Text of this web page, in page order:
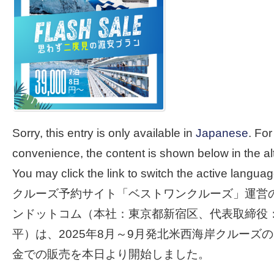
Sorry, this entry is only available in Japanese.
convenience, the content is shown below in the
You may click the link to switch the active
クルーズ予約サイト「ベストワンクルーズ」運営
ンドットコム（本社：東京都新宿区、代表取締役
平）は、2025年8月～9月発北米西海岸クルーズ
金での販売を本日より開始しました。